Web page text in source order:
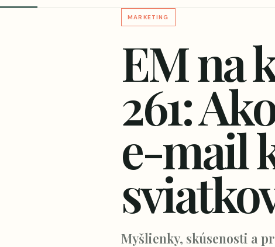
MARKETING
EM na
261:
e-mail
Myšlienky, skúsenosti a